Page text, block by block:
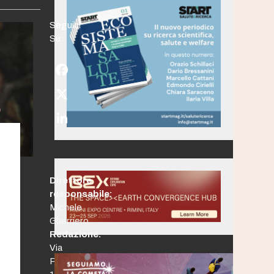
Seguici
Su:
Facebook
Twitter
(deprecated)
LinkedIn
Direttore
responsabile:
Michele
Guerriero
Redazione:
Via
Po,